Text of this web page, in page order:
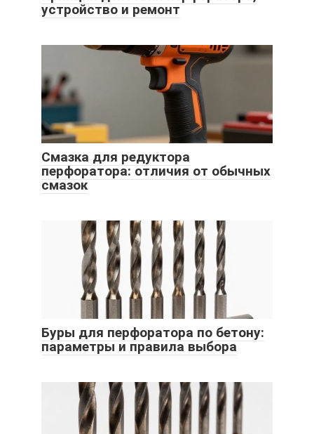
устройство и ремонт
Смазка для редуктора
перфоратора: отличия от обычных
смазок
Буры для перфоратора по бетону:
параметры и правила выбора